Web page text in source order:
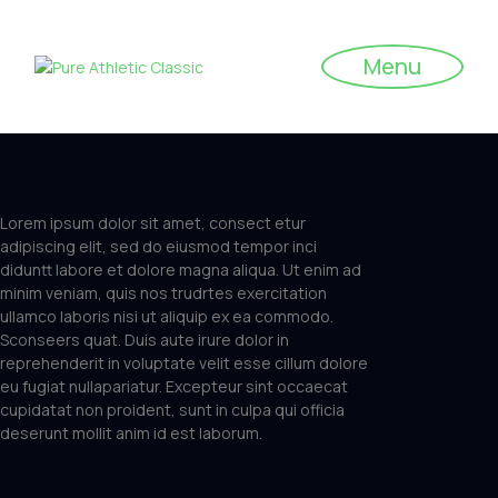
Menu
Lorem ipsum dolor sit amet, consect etur
adipiscing elit, sed do eiusmod tempor inci
diduntt labore et dolore magna aliqua. Ut enim ad
minim veniam, quis nos trudrtes exercitation
ullamco laboris nisi ut aliquip ex ea commodo.
Sconseers quat. Duis aute irure dolor in
reprehenderit in voluptate velit esse cillum dolore
eu fugiat nullapariatur. Excepteur sint occaecat
cupidatat non proident, sunt in culpa qui officia
deserunt mollit anim id est laborum.